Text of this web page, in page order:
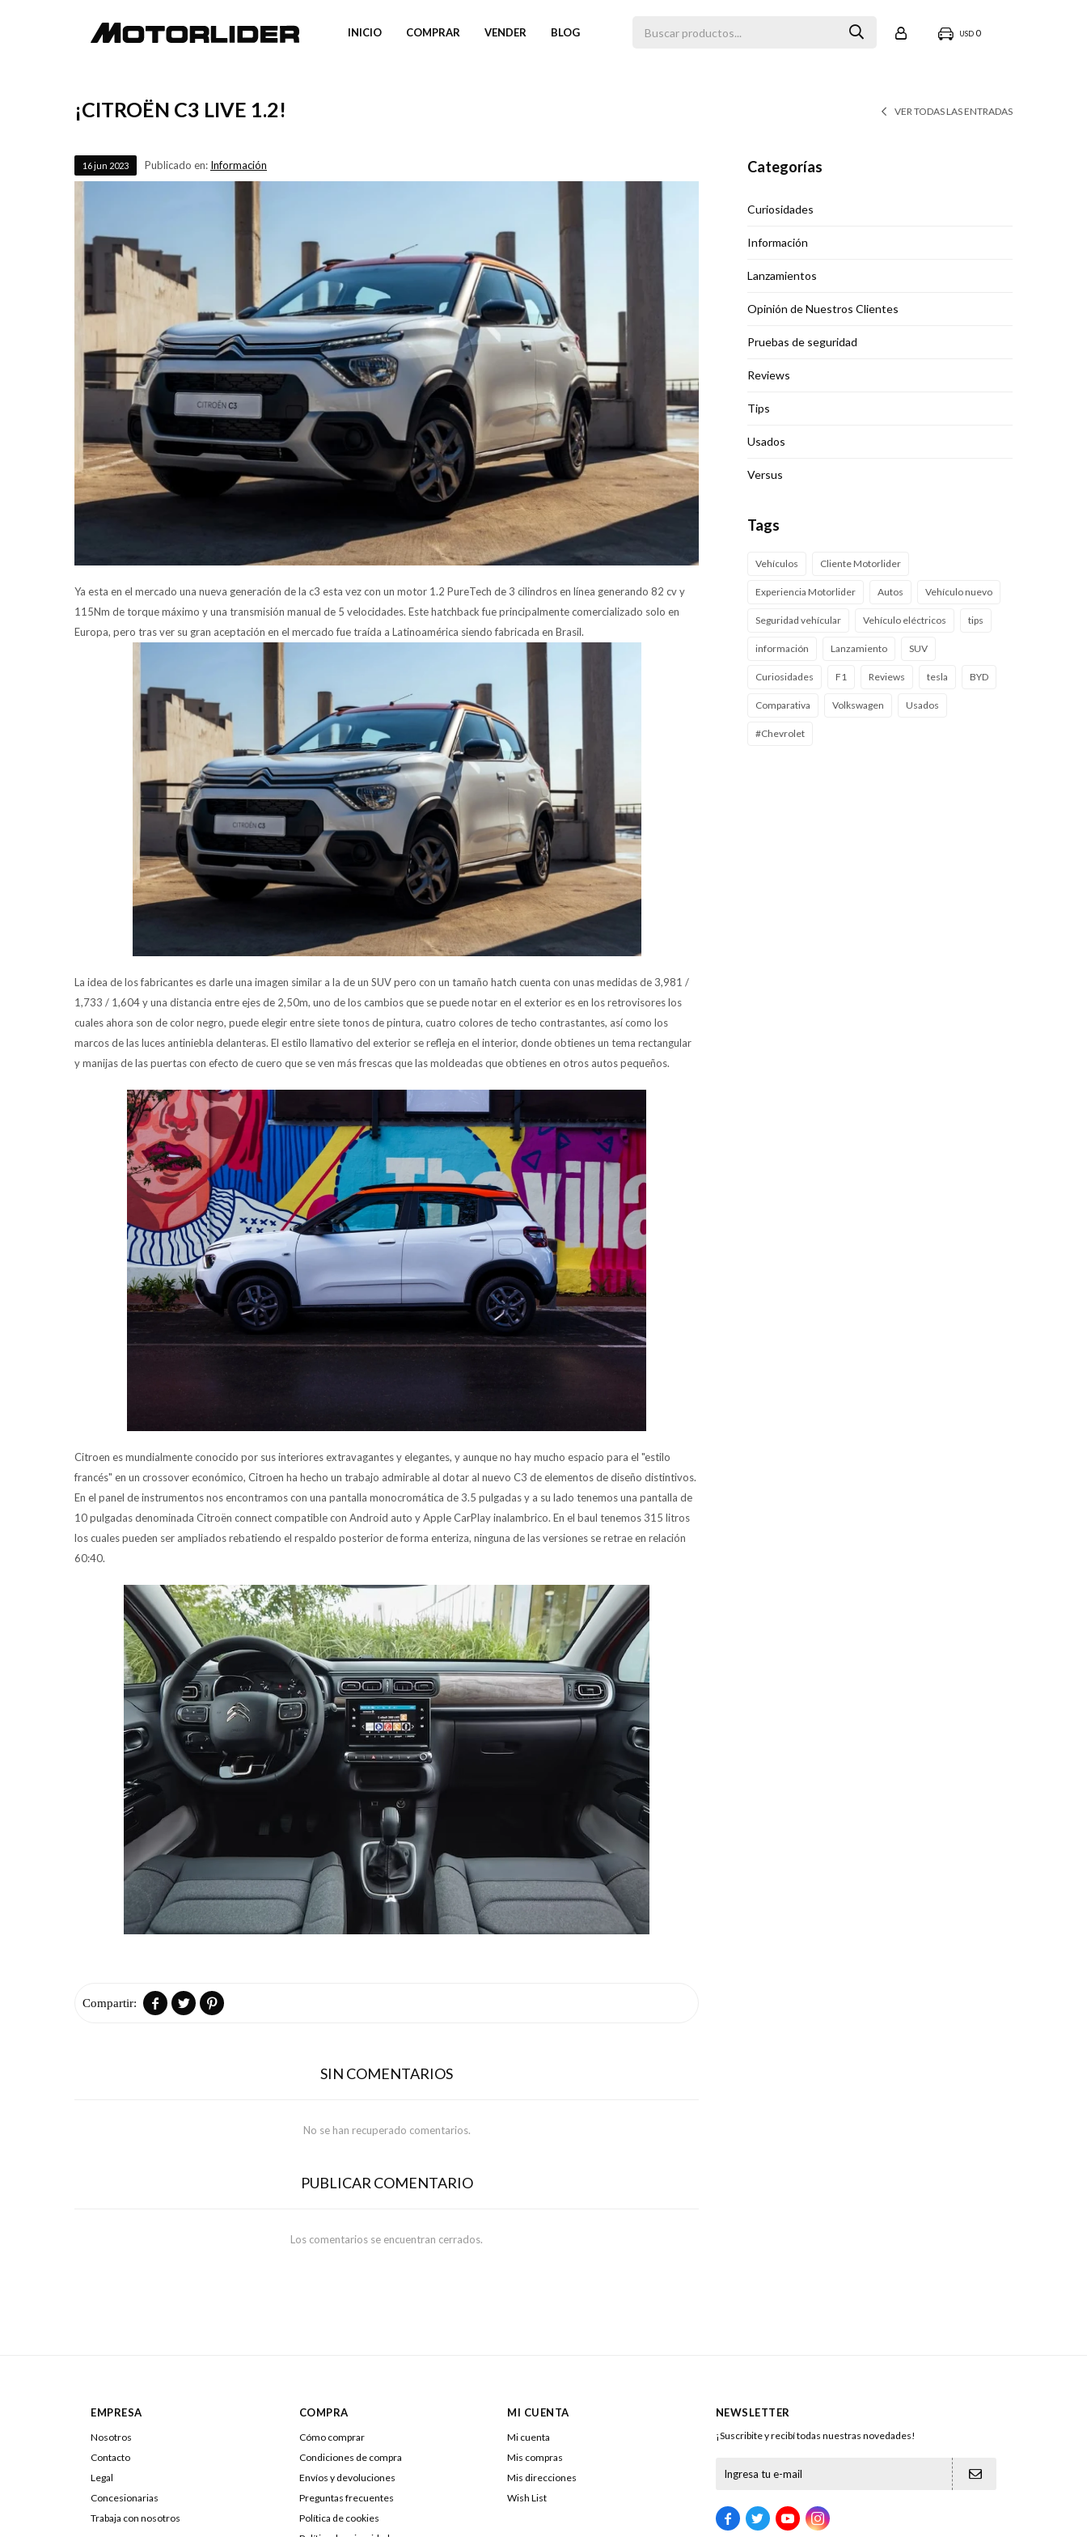
INICIO COMPRAR VENDER BLOG USD 0
¡CITROËN C3 LIVE 1.2! VER TODAS LAS ENTRADAS
16jun 2023 Publicado en: Información
Ya esta en el mercado una nueva generación de la c3 esta vez con un motor 1.2 PureTech de 3 cilindros en línea generando 82 cv y
115Nm de torque máximo y una transmisión manual de 5 velocidades. Este hatchback fue principalmente comercializado solo en
Europa, pero tras ver su gran aceptación en el mercado fue traída a Latinoamérica siendo fabricada en Brasil.
La idea de los fabricantes es darle una imagen similar a la de un SUV pero con un tamaño hatch cuenta con unas medidas de 3,981 /
1,733 / 1,604 y una distancia entre ejes de 2,50m, uno de los cambios que se puede notar en el exterior es en los retrovisores los
cuales ahora son de color negro, puede elegir entre siete tonos de pintura, cuatro colores de techo contrastantes, así como los
marcos de las luces antiniebla delanteras. El estilo llamativo del exterior se refleja en el interior, donde obtienes un tema rectangular
y manijas de las puertas con efecto de cuero que se ven más frescas que las moldeadas que obtienes en otros autos pequeños.
Citroen es mundialmente conocido por sus interiores extravagantes y elegantes, y aunque no hay mucho espacio para el "estilo
francés" en un crossover económico, Citroen ha hecho un trabajo admirable al dotar al nuevo C3 de elementos de diseño distintivos.
En el panel de instrumentos nos encontramos con una pantalla monocromática de 3.5 pulgadas y a su lado tenemos una pantalla de
10 pulgadas denominada Citroën connect compatible con Android auto y Apple CarPlay inalambrico. En el baul tenemos 315 litros
los cuales pueden ser ampliados rebatiendo el respaldo posterior de forma enteriza, ninguna de las versiones se retrae en relación
60:40.
  
SIN COMENTARIOS
No se han recuperado comentarios.
PUBLICAR COMENTARIO
Los comentarios se encuentran cerrados.
Categorías
Curiosidades
Información
Lanzamientos
Opinión de Nuestros Clientes
Pruebas de seguridad
Reviews
Tips
Usados
Versus
Tags
Vehículos Cliente Motorlider
Experiencia Motorlider Autos Vehículo nuevo
Seguridad vehícular Vehículo eléctricos tips
información Lanzamiento SUV
Curiosidades F1 Reviews tesla BYD
Comparativa Volkswagen Usados
#Chevrolet
EMPRESA
Nosotros
Contacto
Legal
Concesionarias
Trabaja con nosotros
COMPRA
Cómo comprar
Condiciones de compra
Envíos y devoluciones
Preguntas frecuentes
Política de cookies
MI CUENTA
Mi cuenta
Mis compras
Mis direcciones
Wish List
NEWSLETTER
¡Suscribite y recibí todas nuestras novedades!
   